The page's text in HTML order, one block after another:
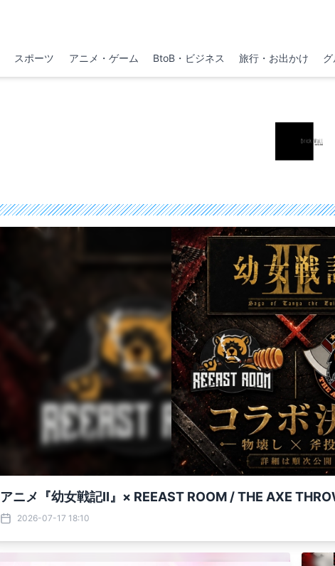
スポーツ アニメ・ゲーム BtoB・ビジネス 旅行・お出かけ グ
アニメ『幼女戦記Ⅱ』× REEAST ROOM / THE AXE
2026-07-17 18:10